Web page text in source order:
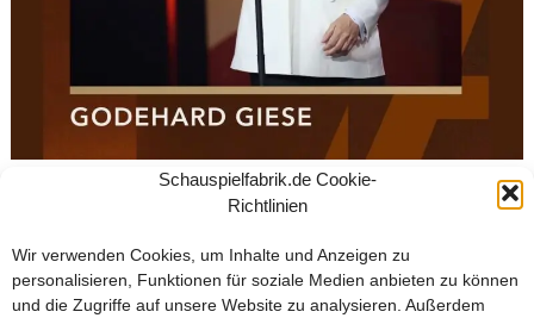
Schauspielfabrik.de Cookie-
Richtlinien
Wir verwenden Cookies, um Inhalte und Anzeigen zu
personalisieren, Funktionen für soziale Medien anbieten zu können
und die Zugriffe auf unsere Website zu analysieren. Außerdem
Beste männliche Nebenrolle für
Mai 10, 2025
Für seine Rolle als Gero in SAD JOKES gewinnt Godehard